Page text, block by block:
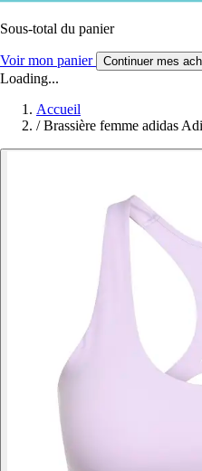
Sous-total du panier
Voir mon panier Continuer mes
Loading...
Accueil
/ Brassière femme adidas